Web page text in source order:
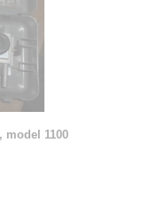
model 1100